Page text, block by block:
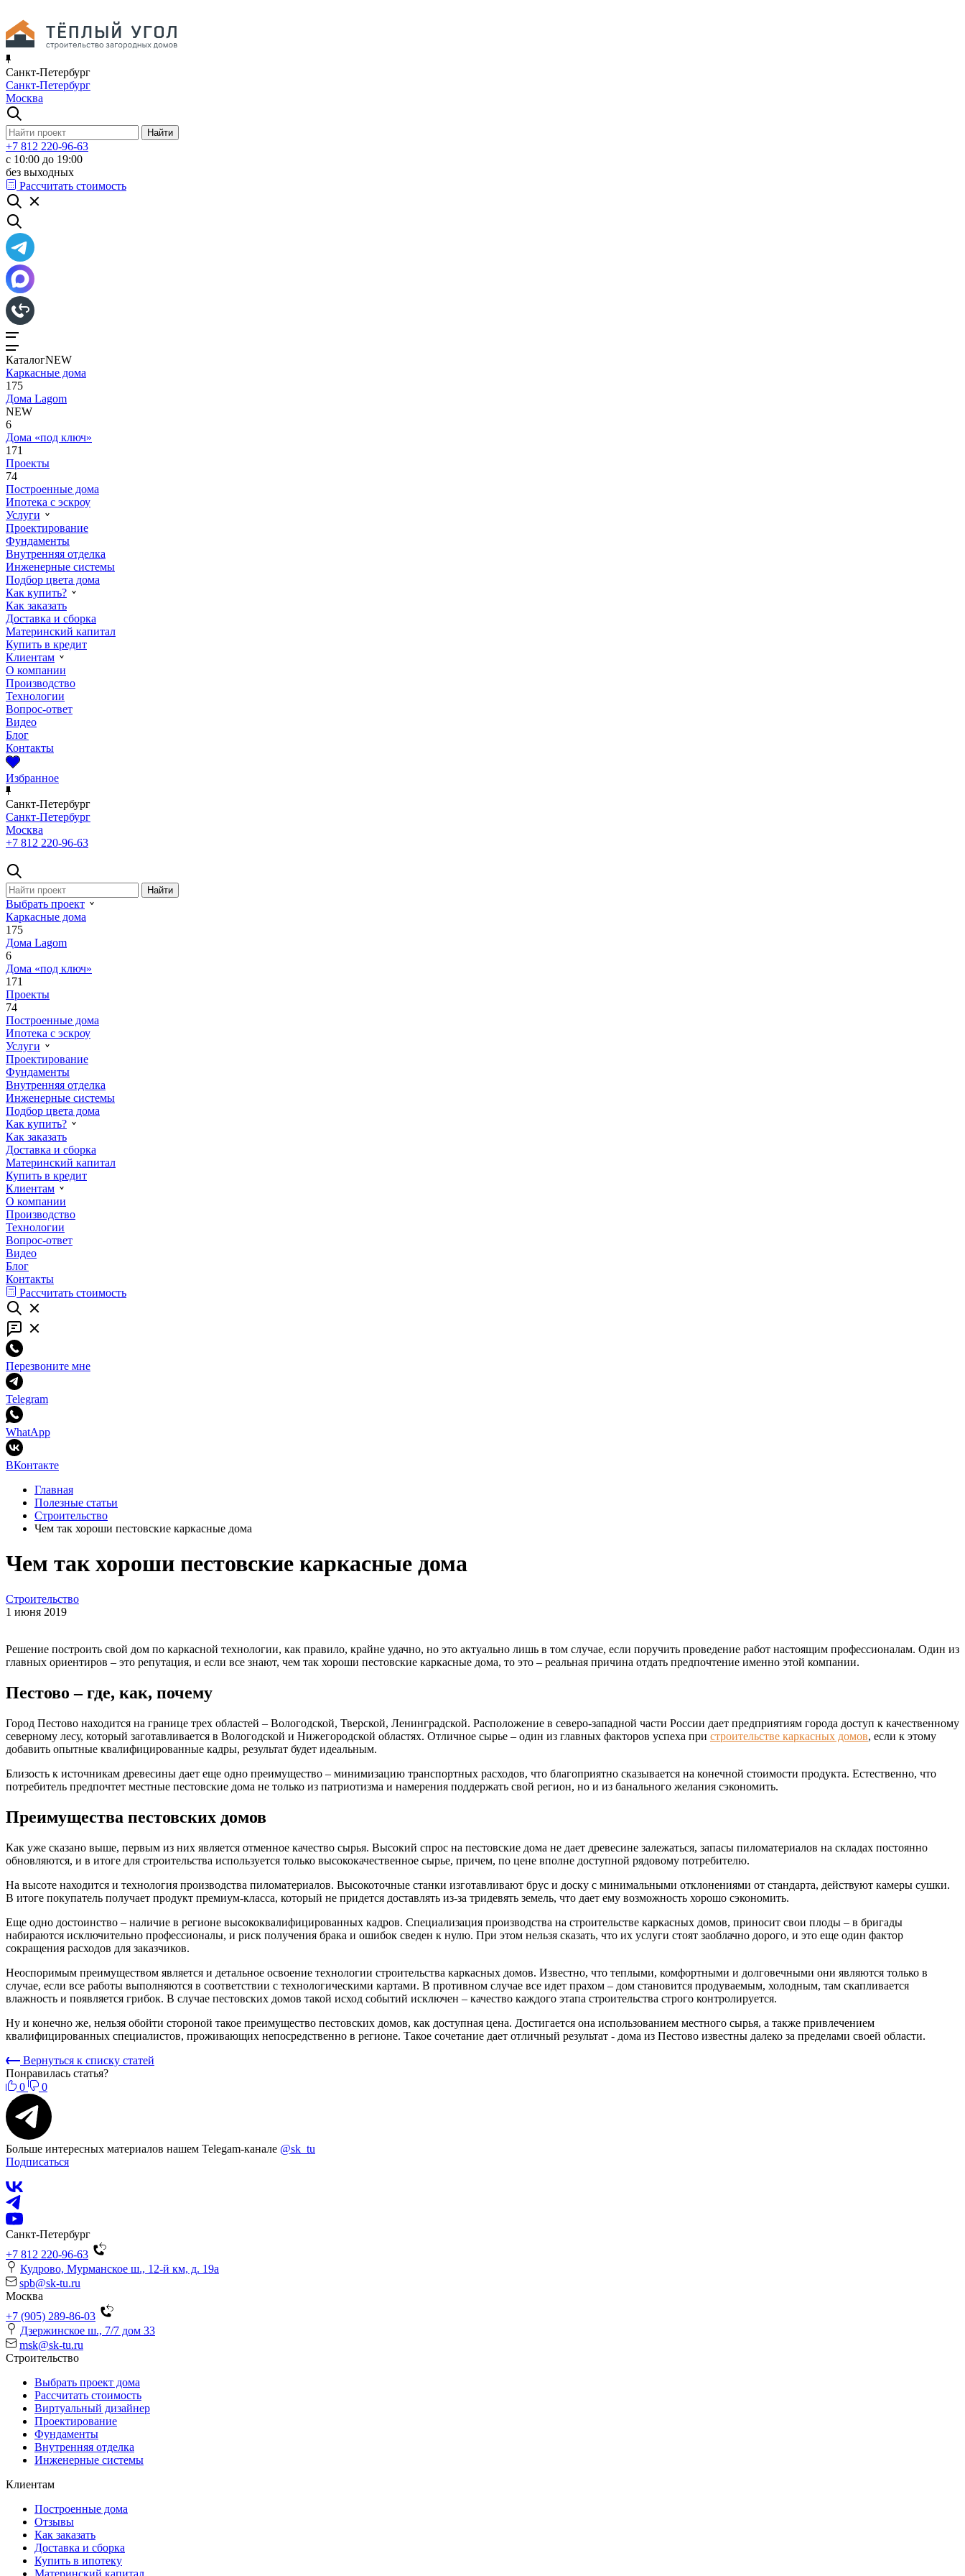
Санкт-Петербург
Санкт-Петербург
Москва
+7 812 220-96-63
с 10:00 до 19:00
без выходных
Рассчитать стоимость
КаталогNEW
Каркасные дома
175
Дома Lagom
NEW
6
Дома «под ключ»
171
Проекты
74
Построенные дома
Ипотека с эскроу
Услуги
Проектирование
Фундаменты
Внутренняя отделка
Инженерные системы
Подбор цвета дома
Как купить?
Как заказать
Доставка и сборка
Материнский капитал
Купить в кредит
Клиентам
О компании
Производство
Технологии
Вопрос-ответ
Видео
Блог
Контакты
Избранное
Санкт-Петербург
Санкт-Петербург
Москва
+7 812 220-96-63
Выбрать проект
Каркасные дома
175
Дома Lagom
6
Дома «под ключ»
171
Проекты
74
Построенные дома
Ипотека с эскроу
Услуги
Проектирование
Фундаменты
Внутренняя отделка
Инженерные системы
Подбор цвета дома
Как купить?
Как заказать
Доставка и сборка
Материнский капитал
Купить в кредит
Клиентам
О компании
Производство
Технологии
Вопрос-ответ
Видео
Блог
Контакты
Рассчитать стоимость
Перезвоните мне
Telegram
WhatApp
ВКонтакте
Главная
Полезные статьи
Строительство
Чем так хороши пестовские каркасные дома
Чем так хороши пестовские каркасные дома
Строительство
1 июня 2019
Решение построить свой дом по каркасной технологии, как правило, крайне удачно, но это актуально лишь в том случае, если поручить проведение работ настоящим профессионалам. Один из
главных ориентиров – это репутация, и если все знают, чем так хороши пестовские каркасные дома, то это – реальная причина отдать предпочтение именно этой компании.
Пестово – где, как, почему
Город Пестово находится на границе трех областей – Вологодской, Тверской, Ленинградской. Расположение в северо-западной части России дает предприятиям города доступ к качественному
северному лесу, который заготавливается в Вологодской и Нижегородской областях. Отличное сырье – один из главных факторов успеха при строительстве каркасных домов, если к этому
добавить опытные квалифицированные кадры, результат будет идеальным.
Близость к источникам древесины дает еще одно преимущество – минимизацию транспортных расходов, что благоприятно сказывается на конечной стоимости продукта. Естественно, что
потребитель предпочтет местные пестовские дома не только из патриотизма и намерения поддержать свой регион, но и из банального желания сэкономить.
Преимущества пестовских домов
Как уже сказано выше, первым из них является отменное качество сырья. Высокий спрос на пестовские дома не дает древесине залежаться, запасы пиломатериалов на складах постоянно
обновляются, и в итоге для строительства используется только высококачественное сырье, причем, по цене вполне доступной рядовому потребителю.
На высоте находится и технология производства пиломатериалов. Высокоточные станки изготавливают брус и доску с минимальными отклонениями от стандарта, действуют камеры сушки.
В итоге покупатель получает продукт премиум-класса, который не придется доставлять из-за тридевять земель, что дает ему возможность хорошо сэкономить.
Еще одно достоинство – наличие в регионе высококвалифицированных кадров. Специализация производства на строительстве каркасных домов, приносит свои плоды – в бригады
набираются исключительно профессионалы, и риск получения брака и ошибок сведен к нулю. При этом нельзя сказать, что их услуги стоят заоблачно дорого, и это еще один фактор
сокращения расходов для заказчиков.
Неоспоримым преимуществом является и детальное освоение технологии строительства каркасных домов. Известно, что теплыми, комфортными и долговечными они являются только в
случае, если все работы выполняются в соответствии с технологическими картами. В противном случае все идет прахом – дом становится продуваемым, холодным, там скапливается
влажность и появляется грибок. В случае пестовских домов такой исход событий исключен – качество каждого этапа строительства строго контролируется.
Ну и конечно же, нельзя обойти стороной такое преимущество пестовских домов, как доступная цена. Достигается она использованием местного сырья, а также привлечением
квалифицированных специалистов, проживающих непосредственно в регионе. Такое сочетание дает отличный результат - дома из Пестово известны далеко за пределами своей области.
Вернуться к списку статей
Понравилась статья?
0
0
Больше интересных материалов нашем Telegam-канале @sk_tu
Подписаться
Санкт-Петербург
+7 812 220-96-63
Кудрово, Мурманское ш., 12-й км, д. 19a
spb@sk-tu.ru
Москва
+7 (905) 289-86-03
Дзержинское ш., 7/7 дом 33
msk@sk-tu.ru
Строительство
Выбрать проект дома
Рассчитать стоимость
Виртуальный дизайнер
Проектирование
Фундаменты
Внутренняя отделка
Инженерные системы
Клиентам
Построенные дома
Отзывы
Как заказать
Доставка и сборка
Купить в ипотеку
Материнский капитал